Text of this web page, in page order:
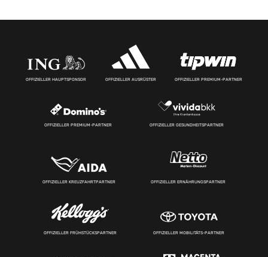
OFFIZIELLER HAUPTSPONSOR OFFIZIELLER AUSRÜSTER OFFIZIELLER PREMIUM-PARTNER
OFFIZIELLER PREMIUM-PARTNER OFFIZIELLER GESUNDHEITSPARTNER
OFFIZIELLER KREUZFAHRTPARTNER OFFIZIELLER ERNÄHRUNGSPARTNER
OFFIZIELLER FRÜHSTÜCKSPARTNER OFFIZIELLER MOBILITÄTS-PARTNER